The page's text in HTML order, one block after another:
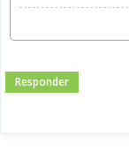
Responder